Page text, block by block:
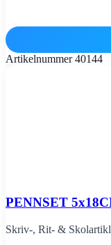
Artikelnummer40144
PENNSET
Skriv-, Rit- &